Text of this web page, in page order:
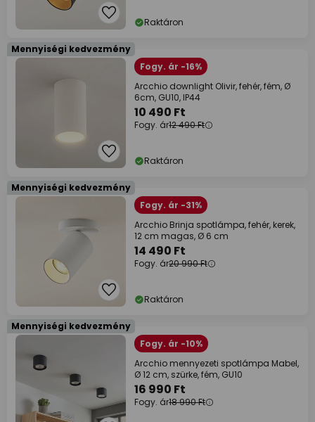
Raktáron
Mennyiségi kedvezmény
Fogy. ár -16%
Arcchio downlight Olivir, fehér, fém, Ø
6cm, GU10, IP44
10 490 Ft
Fogy. ár12 490 Ft
Raktáron
Mennyiségi kedvezmény
Fogy. ár -31%
Arcchio Brinja spotlámpa, fehér, kerek,
12 cm magas, Ø 6 cm
14 490 Ft
Fogy. ár20 990 Ft
Raktáron
Mennyiségi kedvezmény
Fogy. ár -10%
Arcchio mennyezeti spotlámpa Mabel,
Ø 12 cm, szürke, fém, GU10
16 990 Ft
Fogy. ár18 990 Ft